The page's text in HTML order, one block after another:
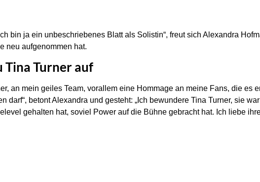
bin ja ein unbeschriebenes Blatt als Solistin“, freut sich Alexandra
neu aufgenommen hat.
Tina Turner auf
an mein geiles Team, vorallem eine Hommage an meine Fans, die es
darf“, betont Alexandra und gesteht: „Ich bewundere Tina Turner, sie
gehalten hat, soviel Power auf die Bühne gebracht hat. Ich liebe